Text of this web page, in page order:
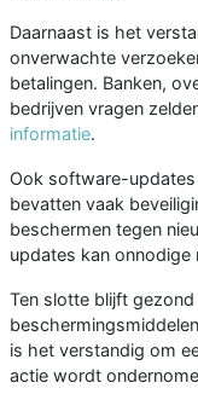
Daarnaast is het
onverwachte
betalingen. Banken,
bedrijven vragen
informatie.
Ook software-updates
bevatten vaak
beschermen tegen
updates kan onnodige
Ten slotte blijft
is het verstandig om
actie wordt